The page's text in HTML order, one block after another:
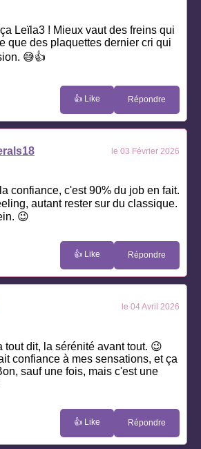
Leïla3 ! Mieux vaut des freins qui
que des plaquettes dernier cri qui
😅👍
👍 Like Répondre
le 03 Février 2026
confiance, c'est 90% du job en fait.
autant rester sur du classique.
😉
👍 Like Répondre
le 04 Avril 2026
tout dit, la sérénité avant tout. 😉
confiance à mes sensations, et ça
sauf une fois, mais c'est une
👍 Like Répondre